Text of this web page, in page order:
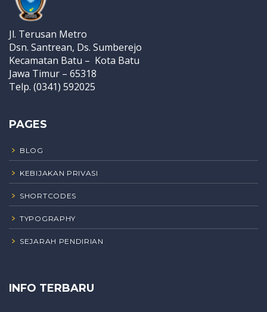
Jl. Terusan Metro
Dsn. Santrean, Ds. Sumberejo
Kecamatan Batu – Kota Batu
Jawa Timur – 65318
Telp. (0341) 592025
PAGES
BLOG
KEBIJAKAN PRIVASI
SHORTCODES
TYPOGRAPHY
SEJARAH PENDIRIAN
INFO TERBARU